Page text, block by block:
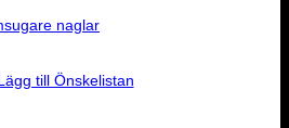
till Önskelistan